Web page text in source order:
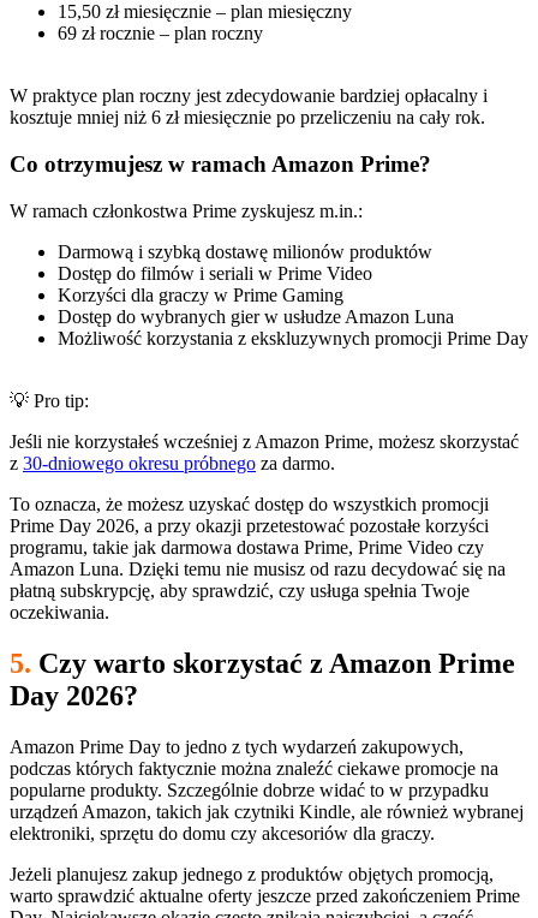
15,50 zł miesięcznie – plan miesięczny
69 zł rocznie – plan roczny
W praktyce plan roczny jest zdecydowanie bardziej opłacalny i
kosztuje mniej niż 6 zł miesięcznie po przeliczeniu na cały rok.
Co otrzymujesz w ramach Amazon Prime?
W ramach członkostwa Prime zyskujesz m.in.:
Darmową i szybką dostawę milionów produktów
Dostęp do filmów i seriali w Prime Video
Korzyści dla graczy w Prime Gaming
Dostęp do wybranych gier w usłudze Amazon Luna
Możliwość korzystania z ekskluzywnych promocji Prime Day
💡 Pro tip:
Jeśli nie korzystałeś wcześniej z Amazon Prime, możesz skorzystać
z 30-dniowego okresu próbnego za darmo.
To oznacza, że możesz uzyskać dostęp do wszystkich promocji
Prime Day 2026, a przy okazji przetestować pozostałe korzyści
programu, takie jak darmowa dostawa Prime, Prime Video czy
Amazon Luna. Dzięki temu nie musisz od razu decydować się na
płatną subskrypcję, aby sprawdzić, czy usługa spełnia Twoje
oczekiwania.
5. Czy warto skorzystać z Amazon Prime
Day 2026?
Amazon Prime Day to jedno z tych wydarzeń zakupowych,
podczas których faktycznie można znaleźć ciekawe promocje na
popularne produkty. Szczególnie dobrze widać to w przypadku
urządzeń Amazon, takich jak czytniki Kindle, ale również wybranej
elektroniki, sprzętu do domu czy akcesoriów dla graczy.
Jeżeli planujesz zakup jednego z produktów objętych promocją,
warto sprawdzić aktualne oferty jeszcze przed zakończeniem Prime